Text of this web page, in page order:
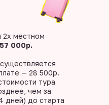
2х местном
57 000р.
— 28 500р.
тура
чем за
дней) до старта